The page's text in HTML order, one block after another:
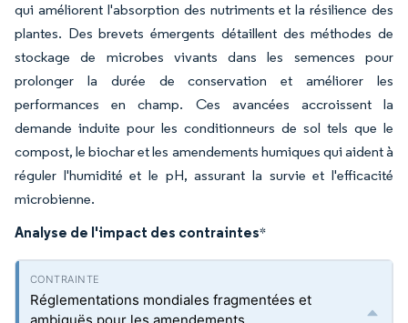
qui améliorent l'absorption des nutriments et la résilience des
plantes. Des brevets émergents détaillent des méthodes de
stockage de microbes vivants dans les semences pour
prolonger la durée de conservation et améliorer les
performances en champ. Ces avancées accroissent la
demande induite pour les conditionneurs de sol tels que le
compost, le biochar et les amendements humiques qui aident à
réguler l'humidité et le pH, assurant la survie et l'efficacité
microbienne.
Analyse de l'impact des contraintes*
Réglementations mondiales fragmentées et